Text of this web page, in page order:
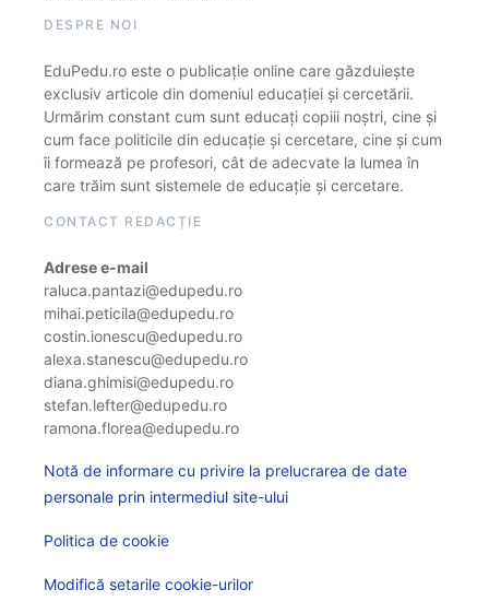
DESPRE NOI
EduPedu.ro este o publicație online care găzduiește
exclusiv articole din domeniul educației și cercetării.
Urmărim constant cum sunt educați copiii noștri, cine și
cum face politicile din educație și cercetare, cine și cum
îi formează pe profesori, cât de adecvate la lumea în
care trăim sunt sistemele de educație și cercetare.
CONTACT REDACȚIE
Adrese e-mail
raluca.pantazi@edupedu.ro
mihai.peticila@edupedu.ro
costin.ionescu@edupedu.ro
alexa.stanescu@edupedu.ro
diana.ghimisi@edupedu.ro
stefan.lefter@edupedu.ro
ramona.florea@edupedu.ro
Notă de informare cu privire la prelucrarea de date
personale prin intermediul site-ului
Politica de cookie
Modifică setarile cookie-urilor